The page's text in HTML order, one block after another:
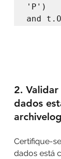
'P')
and
2.
dados
archivelog
Certifique-
dados está